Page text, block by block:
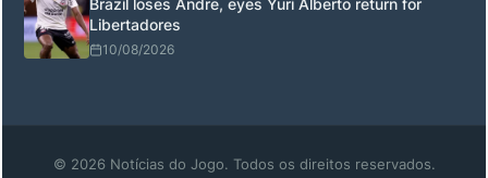
Brazil loses Andre, eyes Yuri Alberto return for
Libertadores
10/08/2026
© 2026 Notícias do Jogo. Todos os direitos reservados.